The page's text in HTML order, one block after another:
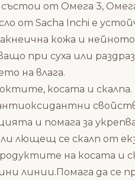
състои от Омега 3,
от Sacha Inchi е
кожа и
при суха или
на влага.
косата и скалпа.
и помага за
лющещ се скалп от
на косата и
линии.Помага да